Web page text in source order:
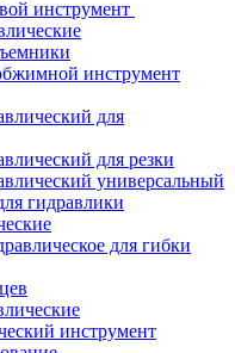
инструмент
инструмент
для
для резки
универсальный
гидравлики
для гибки
инструмент